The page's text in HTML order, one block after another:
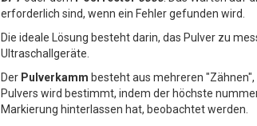
erforderlich sind, wenn ein Fehler gefunden wird.
Die ideale Lösung besteht darin, das Pulver zu
Ultraschallgeräte.
Der Pulverkamm besteht aus mehreren
Pulvers wird bestimmt, indem der höchste
Markierung hinterlassen hat, beobachtet werden.